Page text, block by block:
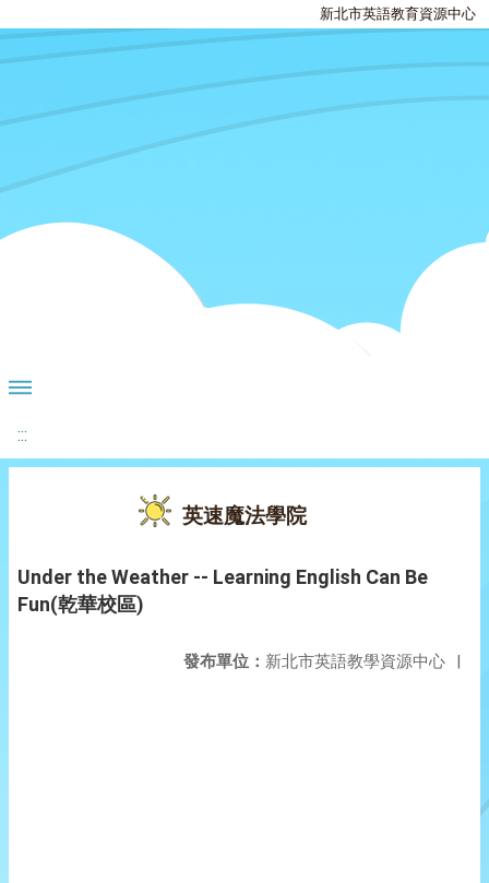
新北市英語教育資源中心
:::
英速魔法學院
Under the Weather -- Learning English Can Be
Fun(乾華校區)
發布單位： 新北市英語教學資源中心 |